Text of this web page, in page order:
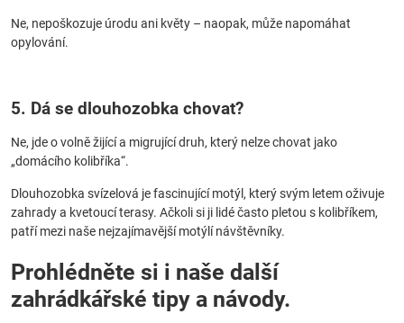
Ne, nepoškozuje úrodu ani květy – naopak, může napomáhat
opylování.
5. Dá se dlouhozobka chovat?
Ne, jde o volně žijící a migrující druh, který nelze chovat jako
„domácího kolibříka“.
Dlouhozobka svízelová je fascinující motýl, který svým letem oživuje
zahrady a kvetoucí terasy. Ačkoli si ji lidé často pletou s kolibříkem,
patří mezi naše nejzajímavější motýlí návštěvníky.
Prohlédněte si i naše další
zahrádkářské tipy a návody.